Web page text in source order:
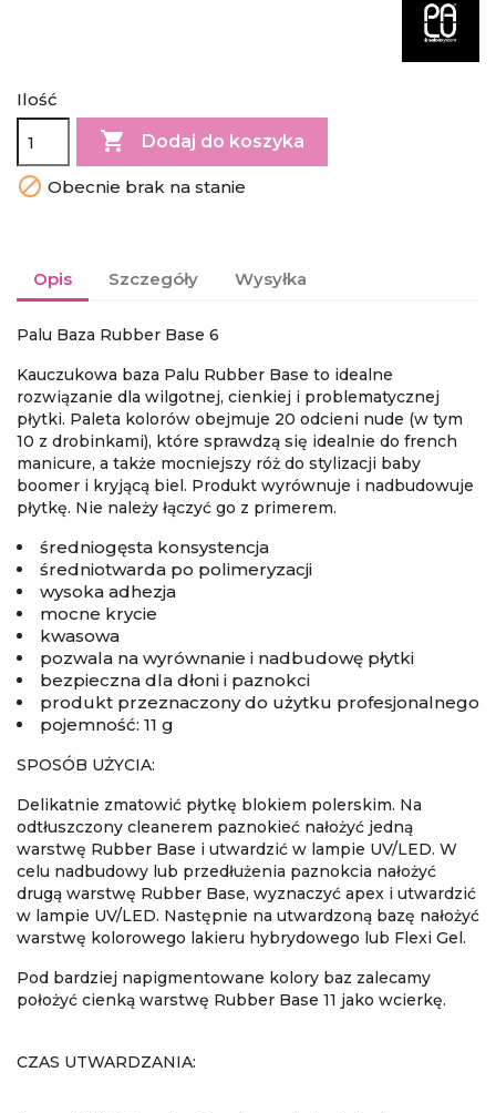
Ilość
 Dodaj do koszyka
 Obecnie brak na stanie
Opis Szczegóły Wysyłka
Palu Baza Rubber Base 6
Kauczukowa baza Palu Rubber Base to idealne
rozwiązanie dla wilgotnej, cienkiej i problematycznej
płytki. Paleta kolorów obejmuje 20 odcieni nude (w tym
10 z drobinkami), które sprawdzą się idealnie do french
manicure, a także mocniejszy róż do stylizacji baby
boomer i kryjącą biel. Produkt wyrównuje i nadbudowuje
płytkę. Nie należy łączyć go z primerem.
średniogęsta konsystencja
średniotwarda po polimeryzacji
wysoka adhezja
mocne krycie
kwasowa
pozwala na wyrównanie i nadbudowę płytki
bezpieczna dla dłoni i paznokci
produkt przeznaczony do użytku profesjonalnego
pojemność: 11 g
SPOSÓB UŻYCIA:
Delikatnie zmatowić płytkę blokiem polerskim. Na
odtłuszczony cleanerem paznokieć nałożyć jedną
warstwę Rubber Base i utwardzić w lampie UV/LED. W
celu nadbudowy lub przedłużenia paznokcia nałożyć
drugą warstwę Rubber Base, wyznaczyć apex i utwardzić
w lampie UV/LED. Następnie na utwardzoną bazę nałożyć
warstwę kolorowego lakieru hybrydowego lub Flexi Gel.
Pod bardziej napigmentowane kolory baz zalecamy
położyć cienką warstwę Rubber Base 11 jako wcierkę.
CZAS UTWARDZANIA: